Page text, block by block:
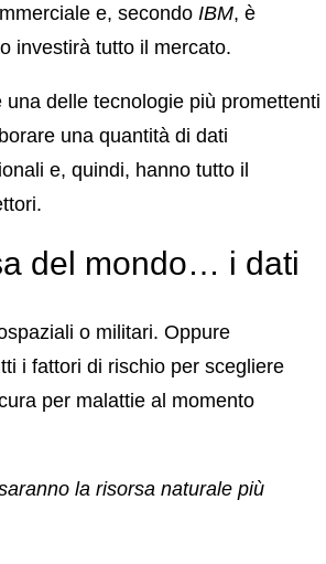
e, secondo IBM, è
investirà tutto il mercato.
delle tecnologie più promettenti
una quantità di dati
e, quindi, hanno tutto il
del mondo… i dati
o militari. Oppure
i fattori di rischio per scegliere
per malattie al momento
la risorsa naturale più